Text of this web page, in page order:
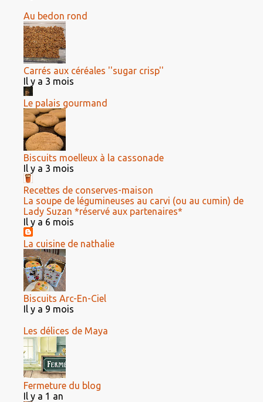
Au bedon rond
Carrés aux céréales ''sugar crisp''
Il y a 3 mois
Le palais gourmand
Biscuits moelleux à la cassonade
Il y a 3 mois
Recettes de conserves-maison
La soupe de légumineuses au carvi (ou au cumin) de
Lady Suzan *réservé aux partenaires*
Il y a 6 mois
La cuisine de nathalie
Biscuits Arc-En-Ciel
Il y a 9 mois
Les délices de Maya
Fermeture du blog
Il y a 1 an